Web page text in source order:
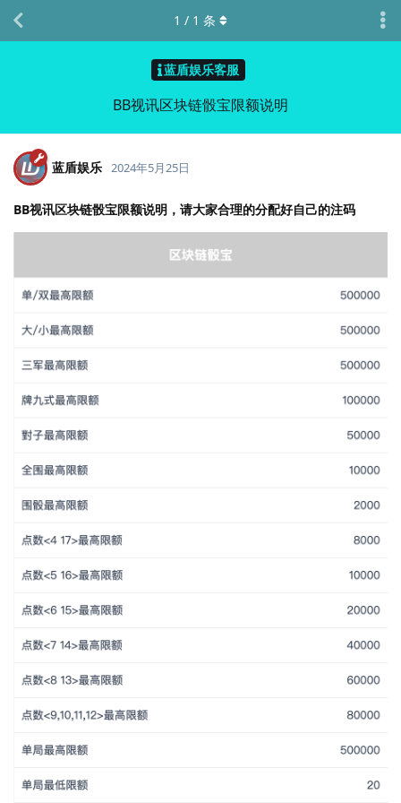
蓝盾娱乐客服
BB视讯区块链骰宝限额说明
1 / 1 条
蓝盾娱乐 2024年5月25日
BB视讯区块链骰宝限额说明，请大家合理的分配好自己的注码